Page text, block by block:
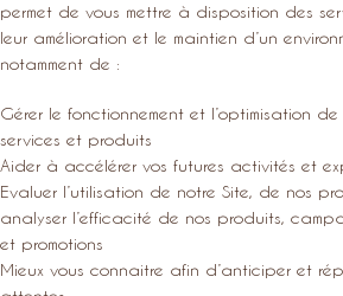
permet de vous mettre à disposition des
leur amélioration et le maintien d’un
notamment de :
Gérer le fonctionnement et l’optimisation
services et produits
Aider à accélérer vos futures activités et
Evaluer l’utilisation de notre Site, de nos
analyser l’efficacité de nos produits,
et promotions
Mieux vous connaitre afin d’anticiper et